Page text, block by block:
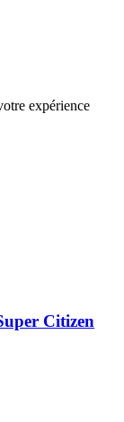
expérience
Citizen